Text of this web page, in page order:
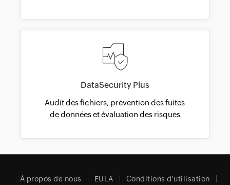
DataSecurity Plus
Audit des fichiers, prévention des fuites
de données et évaluation des risques
À propos de nous EULA Conditions d'utilisation